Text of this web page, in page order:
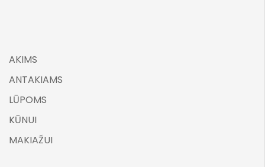
AKIMS
ANTAKIAMS
LŪPOMS
KŪNUI
MAKIAŽUI